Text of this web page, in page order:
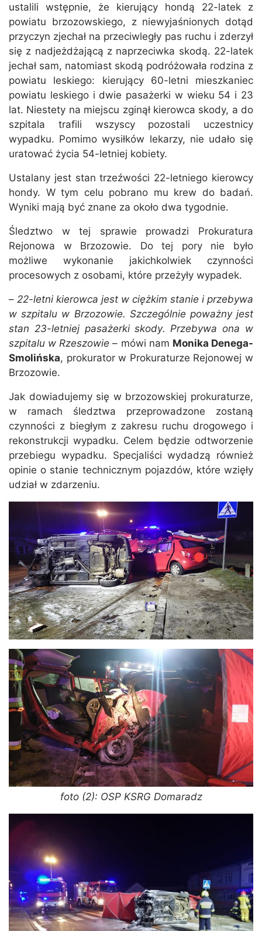
ustalili wstępnie, że kierujący hondą 22-latek z
powiatu brzozowskiego, z niewyjaśnionych dotąd
przyczyn zjechał na przeciwległy pas ruchu i zderzył
się z nadjeżdżającą z naprzeciwka skodą. 22-latek
jechał sam, natomiast skodą podróżowała rodzina z
powiatu leskiego: kierujący 60-letni mieszkaniec
powiatu leskiego i dwie pasażerki w wieku 54 i 23
lat. Niestety na miejscu zginął kierowca skody, a do
szpitala trafili wszyscy pozostali uczestnicy
wypadku. Pomimo wysiłków lekarzy, nie udało się
uratować życia 54-letniej kobiety.
Ustalany jest stan trzeźwości 22-letniego kierowcy
hondy. W tym celu pobrano mu krew do badań.
Wyniki mają być znane za około dwa tygodnie.
Śledztwo w tej sprawie prowadzi Prokuratura
Rejonowa w Brzozowie. Do tej pory nie było
możliwe wykonanie jakichkolwiek czynności
procesowych z osobami, które przeżyły wypadek.
– 22-letni kierowca jest w ciężkim stanie i przebywa
w szpitalu w Brzozowie. Szczególnie poważny jest
stan 23-letniej pasażerki skody. Przebywa ona w
szpitalu w Rzeszowie – mówi nam Monika Denega-
Smolińska, prokurator w Prokuraturze Rejonowej w
Brzozowie.
Jak dowiadujemy się w brzozowskiej prokuraturze,
w ramach śledztwa przeprowadzone zostaną
czynności z biegłym z zakresu ruchu drogowego i
rekonstrukcji wypadku. Celem będzie odtworzenie
przebiegu wypadku. Specjaliści wydadzą również
opinie o stanie technicznym pojazdów, które wzięły
udział w zdarzeniu.
foto (2): OSP KSRG Domaradz